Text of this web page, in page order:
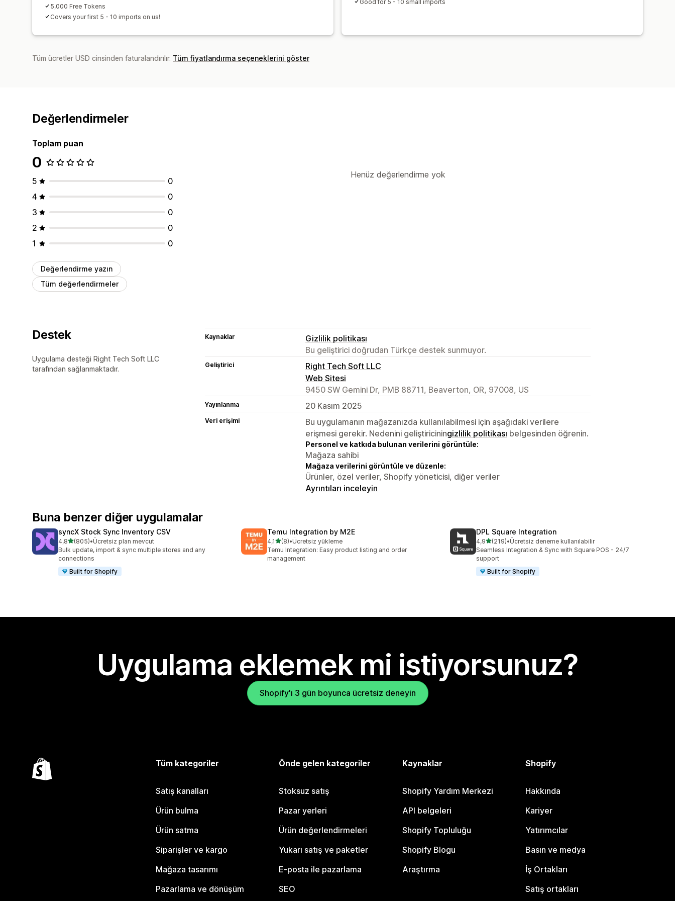
5,000 Free Tokens
Covers your first 5 - 10 imports on us!
Good for 5 - 10 small imports
Tüm ücretler USD cinsinden faturalandırılır. Tüm fiyatlandırma seçeneklerini göster
Değerlendirmeler
Toplam puan
0
5
0
4
0
3
0
2
0
1
0
Değerlendirme yazın
Tüm değerlendirmeler
Henüz değerlendirme yok
Destek
Uygulama desteği Right Tech Soft LLC
tarafından sağlanmaktadır.
Kaynaklar
Gizlilik politikası
Bu geliştirici doğrudan Türkçe destek sunmuyor.
Geliştirici
Right Tech Soft LLC
Web Sitesi
9450 SW Gemini Dr, PMB 88711, Beaverton, OR, 97008, US
Yayınlanma 20 Kasım 2025
Veri erişimi
Bu uygulamanın mağazanızda kullanılabilmesi için aşağıdaki verilere
erişmesi gerekir. Nedenini geliştiriciningizlilik politikası belgesinden öğrenin.
Personel ve katkıda bulunan verilerini görüntüle:
Mağaza sahibi
Mağaza verilerini görüntüle ve düzenle:
Ürünler, özel veriler, Shopify yöneticisi, diğer veriler
Ayrıntıları inceleyin
Buna benzer diğer uygulamalar
syncX Stock Sync Inventory CSV
4,85 yıldız üzerinden
(805)
toplam 805 değerlendirme
•Ücretsiz plan mevcut
Bulk update, import & sync multiple stores and any
connections
Built for Shopify
Temu Integration by M2E
4,15 yıldız üzerinden
(8)
toplam 8 değerlendirme
•Ücretsiz yükleme
Temu Integration: Easy product listing and order
management
DPL Square Integration
4,95 yıldız üzerinden
(219)
toplam 219 değerlendirme
•Ücretsiz deneme kullanılabilir
Seamless Integration & Sync with Square POS - 24/7
support
Built for Shopify
Uygulama eklemek mi istiyorsunuz?
Shopify'ı 3 gün boyunca ücretsiz deneyin
Tüm kategoriler
Satış kanalları
Ürün bulma
Ürün satma
Siparişler ve kargo
Mağaza tasarımı
Pazarlama ve dönüşüm
Önde gelen kategoriler
Stoksuz satış
Pazar yerleri
Ürün değerlendirmeleri
Yukarı satış ve paketler
E-posta ile pazarlama
SEO
Kaynaklar
Shopify Yardım Merkezi
API belgeleri
Shopify Topluluğu
Shopify Blogu
Araştırma
Shopify
Hakkında
Kariyer
Yatırımcılar
Basın ve medya
İş Ortakları
Satış ortakları